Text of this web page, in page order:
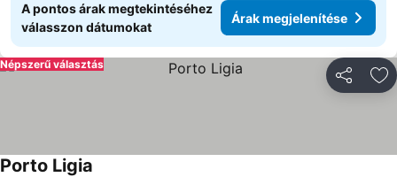
A pontos árak megtekintéséhez
válasszon dátumokat
Árak megjelenítése
Népszerű választás
Porto Ligia